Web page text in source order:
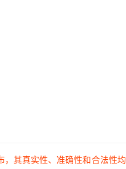
其真实性、准确性和合法性